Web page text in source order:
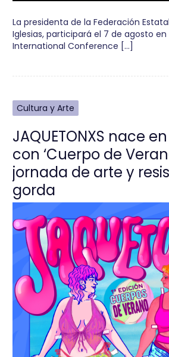
La presidenta de la Federación Estatal
Iglesias, participará el 7 de agosto en
International Conference […]
Cultura y Arte
JAQUETONXS nace
con ‘Cuerpo de
jornada de arte y
gorda